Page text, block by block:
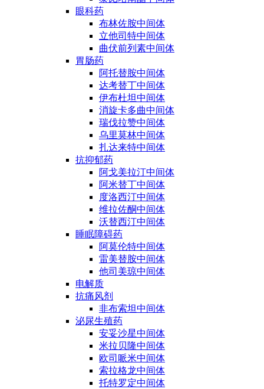
眼科药
布林佐胺中间体
立他司特中间体
曲伏前列素中间体
胃肠药
阿托替胺中间体
达考替丁中间体
伊布杜坦中间体
消旋卡多曲中间体
瑞伐拉赞中间体
乌里莫林中间体
扎达来特中间体
抗抑郁药
阿戈美拉汀中间体
阿米替丁中间体
度洛西汀中间体
维拉佐酮中间体
沃替西汀中间体
睡眠障碍药
阿莫伦特中间体
雷美替胺中间体
他司美琼中间体
电解质
抗痛风剂
非布索坦中间体
泌尿生殖药
安妥沙星中间体
米拉贝隆中间体
欧司哌米中间体
索拉格龙中间体
托特罗定中间体